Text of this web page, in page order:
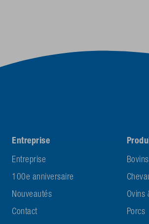
Entreprise
Entreprise
100e anniversaire
Nouveautés
Contact
Bovins
Ovins
Porcs